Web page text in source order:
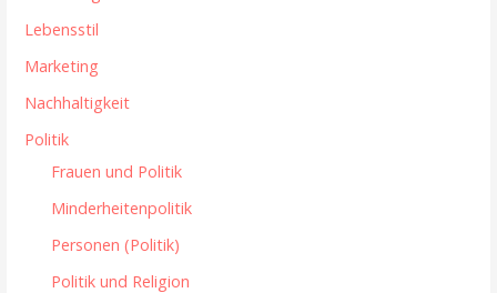
Lebensstil
Marketing
Nachhaltigkeit
Politik
Frauen und Politik
Minderheitenpolitik
Personen (Politik)
Politik und Religion